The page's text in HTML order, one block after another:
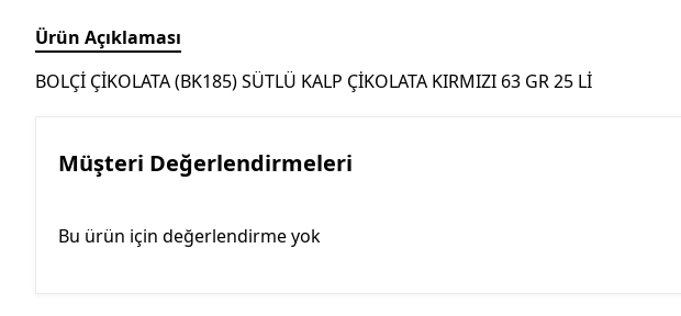
Ürün Açıklaması
BOLÇİ ÇİKOLATA (BK185) SÜTLÜ KALP ÇİKOLATA KIRMIZI 63 GR 25 Lİ
Müşteri Değerlendirmeleri
Bu ürün için değerlendirme yok